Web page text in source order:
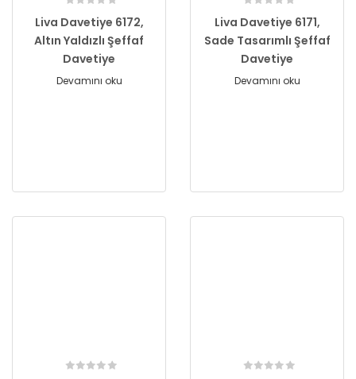
Liva Davetiye 6172,
Altın Yaldızlı Şeffaf
Davetiye
Devamını oku
Liva Davetiye 6171,
Sade Tasarımlı Şeffaf
Davetiye
Devamını oku